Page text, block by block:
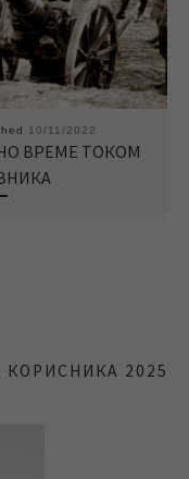
10/11/2022
ВРЕМЕ ТОКОМ
2025